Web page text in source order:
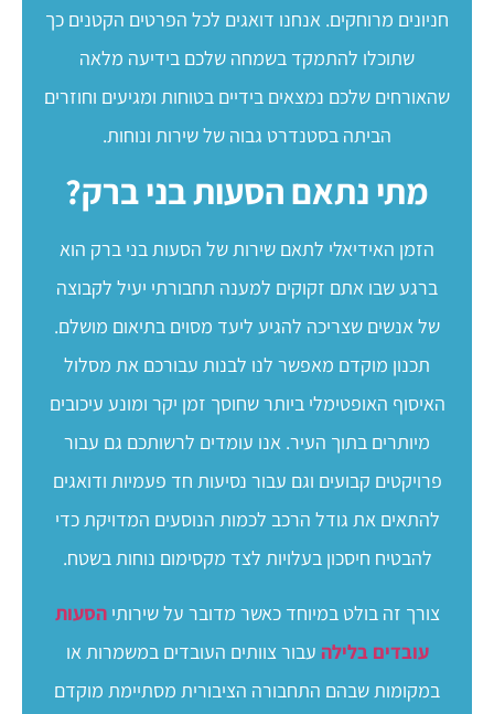
חניונים מרוחקים. אנחנו דואגים לכל הפרטים הקטנים כך
שתוכלו להתמקד בשמחה שלכם בידיעה מלאה
שהאורחים שלכם נמצאים בידיים בטוחות ומגיעים וחוזרים
הביתה בסטנדרט גבוה של שירות ונוחות.
מתי נתאם הסעות בני ברק?
הזמן האידיאלי לתאם שירות של הסעות בני ברק הוא
ברגע שבו אתם זקוקים למענה תחבורתי יעיל לקבוצה
של אנשים שצריכה להגיע ליעד מסוים בתיאום מושלם.
תכנון מוקדם מאפשר לנו לבנות עבורכם את מסלול
האיסוף האופטימלי ביותר שחוסך זמן יקר ומונע עיכובים
מיותרים בתוך העיר. אנו עומדים לרשותכם גם עבור
פרויקטים קבועים וגם עבור נסיעות חד פעמיות ודואגים
להתאים את גודל הרכב לכמות הנוסעים המדויקת כדי
להבטיח חיסכון בעלויות לצד מקסימום נוחות בשטח.
צורך זה בולט במיוחד כאשר מדובר על שירותיהסעות
עובדים בלילה עבור צוותים העובדים במשמרות או
במקומות שבהם התחבורה הציבורית מסתיימת מוקדם